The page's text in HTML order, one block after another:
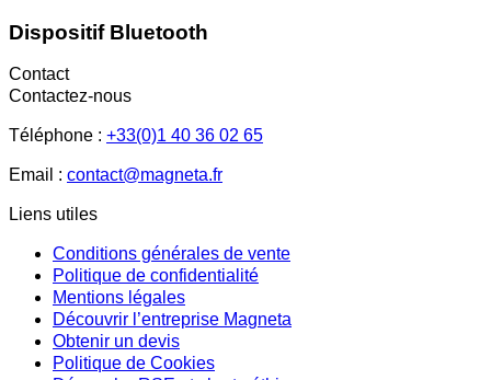
Dispositif Bluetooth
Contact
Contactez-nous
Téléphone : +33(0)1 40 36 02 65
Email : contact@magneta.fr
Liens utiles
Conditions générales de vente
Politique de confidentialité
Mentions légales
Découvrir l’entreprise Magneta
Obtenir un devis
Politique de Cookies